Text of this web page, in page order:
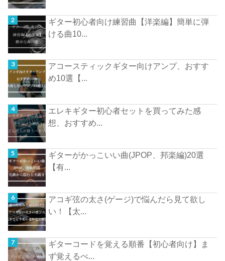
ギター初心者向け練習曲【洋楽編】簡単に弾
ける曲10...
アコースティックギター向けアンプ、おすす
め10選【...
エレキギター初心者セットを買ってみた感
想、おすすめ...
ギターがかっこいい曲(JPOP、邦楽編)20選
【有...
アコギ弦の太さ(ゲージ)で悩んだら見て欲し
い！【太...
ギターコードを覚える順番【初心者向け】ま
ず覚えるべ...